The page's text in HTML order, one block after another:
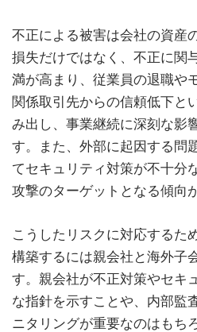
不正による被害は会社の資産
損失だけではなく、不正に関
満が高まり、従業員の退職や
関係取引先からの信頼低下と
み出し、事業継続に深刻な影
す。また、外部に起因する問
てセキュリティ対策が不十分
攻撃のターゲットとなる傾向
こうしたリスクに対応するた
構築するには親会社と海外子
す。親会社が不正対策やセキ
な指針を示すことや、内部監
ニタリングが重要なのはもち